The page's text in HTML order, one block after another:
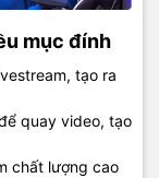
mục đính
tạo ra
quay video, tạo
chất lượng cao